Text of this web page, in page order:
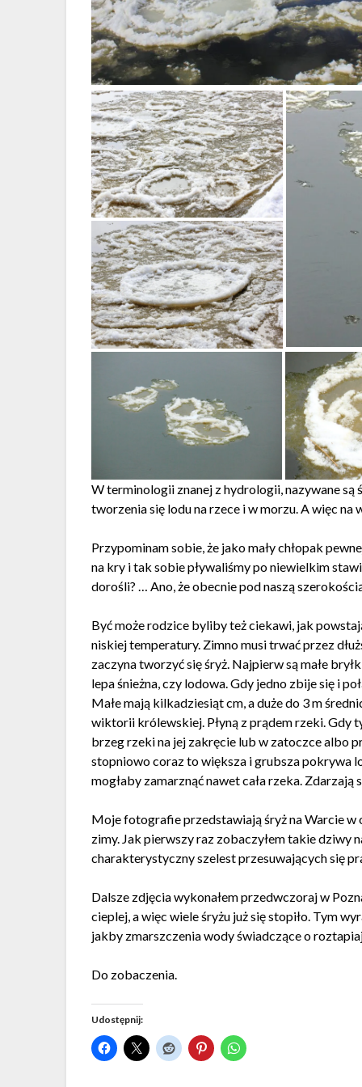
W terminologii znanej z hydrologii, nazywane
tworzenia się lodu na rzece i w morzu. A więc na
Przypominam sobie, że jako mały chłopak
na kry i tak sobie pływaliśmy po niewielkim
dorośli? … Ano, że obecnie pod naszą
Być może rodzice byliby też ciekawi, jak
niskiej temperatury. Zimno musi trwać przez
zaczyna tworzyć się śryż. Najpierw są małe
lepa śnieżna, czy lodowa. Gdy jedno zbije się i
Małe mają kilkadziesiąt cm, a duże do 3 m
wiktorii królewskiej. Płyną z prądem rzeki. Gdy
brzeg rzeki na jej zakręcie lub w zatoczce albo
stopniowo coraz to większa i grubsza pokrywa
mogłaby zamarznąć nawet cała rzeka. Zdarzają
Moje fotografie przedstawiają śryż na Warcie w
zimy. Jak pierwszy raz zobaczyłem takie dziwy
charakterystyczny szelest przesuwających się
Dalsze zdjęcia wykonałem przedwczoraj w
cieplej, a więc wiele śryżu już się stopiło. Tym
jakby zmarszczenia wody świadczące o
Do zobaczenia.
Udostępnij: